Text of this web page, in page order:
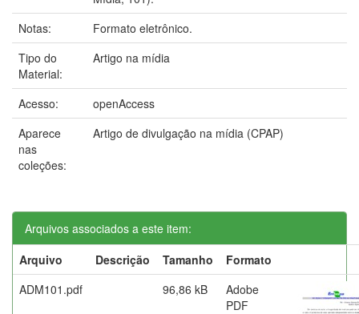
Notas:
Formato eletrônico.
Tipo do
Material:
Artigo na mídia
Acesso:
openAccess
Aparece
nas
coleções:
Artigo de divulgação na mídia (CPAP)
Arquivos associados a este item:
Arquivo
Descrição Tamanho
Formato
ADM101.pdf
96,86 kB
Adobe
PDF